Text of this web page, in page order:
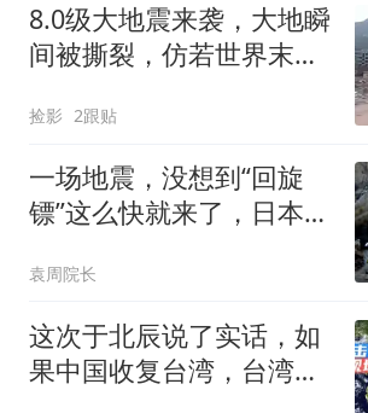
8.0级大地震来袭，大地瞬
间被撕裂，仿若世界末日
捡影 2跟贴
一场地震，没想到“回旋
镖”这么快就来了，日本灾
袁周院长
这次于北辰说了实话，如
果中国收复台湾，台湾能